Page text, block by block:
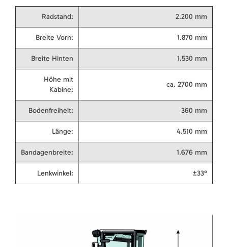
Radstand: 2.200 mm
Breite Vorn: 1.870 mm
Breite Hinten 1.530 mm
Höhe mit
Kabine:
ca. 2700 mm
Bodenfreiheit: 360 mm
Länge: 4.510 mm
Bandagenbreite: 1.676 mm
Lenkwinkel: ±33°